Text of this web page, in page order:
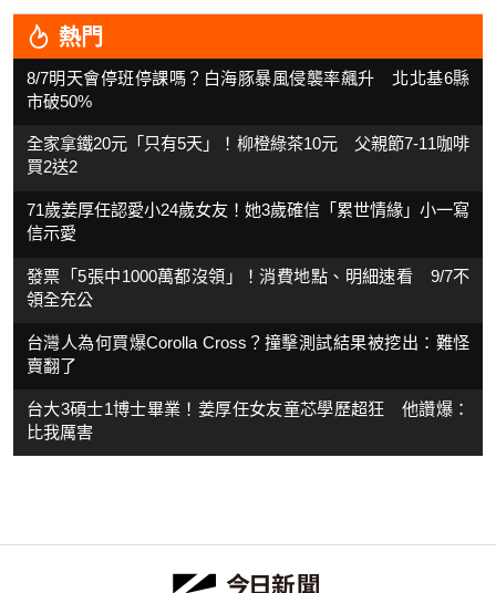
熱門
8/7明天會停班停課嗎？白海豚暴風侵襲率飆升 北北基6縣
市破50%
全家拿鐵20元「只有5天」！柳橙綠茶10元 父親節7-11咖啡
買2送2
71歲姜厚任認愛小24歲女友！她3歲確信「累世情緣」小一寫
信示愛
發票「5張中1000萬都沒領」！消費地點、明細速看 9/7不
領全充公
台灣人為何買爆Corolla Cross？撞擊測試結果被挖出：難怪
賣翻了
台大3碩士1博士畢業！姜厚任女友童芯學歷超狂 他讚爆：
比我厲害